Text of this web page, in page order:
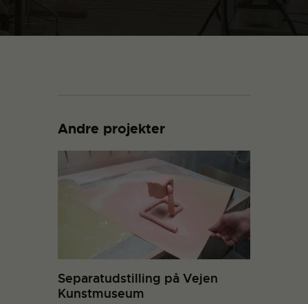
Andre projekter
Separatudstilling på Vejen
Kunstmuseum